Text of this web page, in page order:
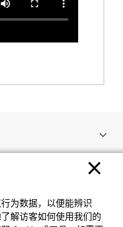
为数据，以便能辨识
解访客如何使⽤我们的